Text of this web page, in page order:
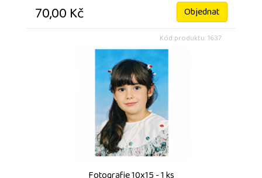
70,00 Kč Objednat
Kód produktu: 1637